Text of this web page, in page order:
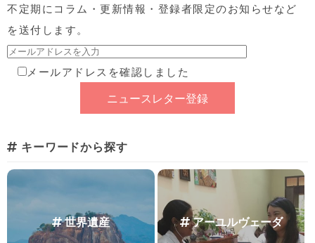
不定期にコラム・更新情報・登録者限定のお知らせなど
を送付します。
メールアドレスを確認しました
キーワードから探す
世界遺産 アーユルヴェーダ